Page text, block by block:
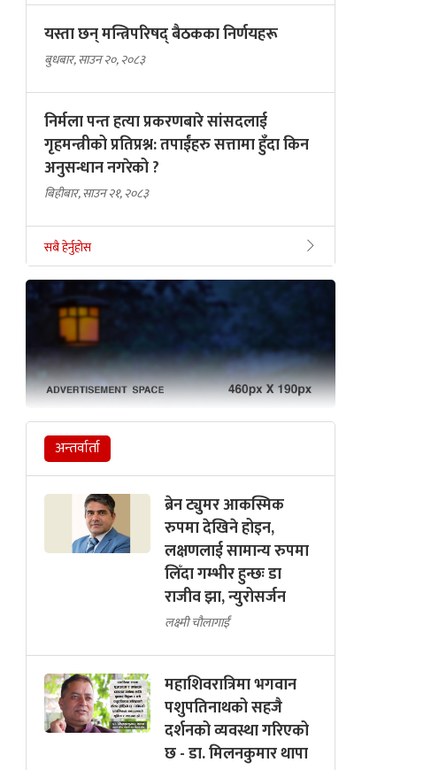
यस्ता छन् मन्त्रिपरिषद् बैठकका निर्णयहरू
बुधबार, साउन २०, २०८३
निर्मला पन्त हत्या प्रकरणबारे सांसदलाई
गृहमन्त्रीको प्रतिप्रश्न: तपाईंहरु सत्तामा हुँदा किन
अनुसन्धान नगरेको ?
बिहीबार, साउन २१, २०८३
सबै हेर्नुहोस
अन्तर्वार्ता
ब्रेन ट्युमर आकस्मिक
रुपमा देखिने होइन,
लक्षणलाई सामान्य रुपमा
लिँदा गम्भीर हुन्छः डा
राजीव झा, न्युरोसर्जन
लक्ष्मी चौलागाईं
महाशिवरात्रिमा भगवान
पशुपतिनाथको सहजै
दर्शनको व्यवस्था गरिएको
छ - डा. मिलनकुमार थापा